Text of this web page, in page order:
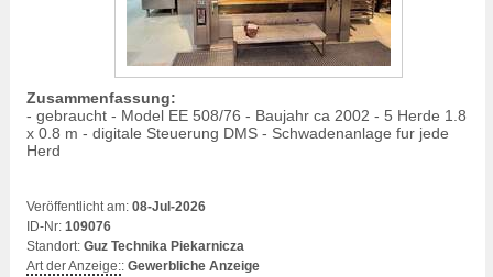
Zusammenfassung:
- gebraucht - Model EE 508/76 - Baujahr ca 2002 - 5 Herde 1.8
x 0.8 m - digitale Steuerung DMS - Schwadenanlage fur jede
Herd
Veröffentlicht am: 08-Jul-2026
ID-Nr: 109076
Standort: Guz Technika Piekarnicza
Art der Anzeige:: Gewerbliche Anzeige